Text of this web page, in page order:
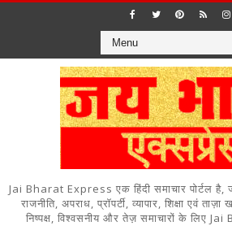
Jai Bharat Express एक हिंदी समाचार पोर्टल
राजनीति, अपराध, प्रॉपर्टी, व्यापार, शिक्षा एवं
निष्पक्ष, विश्वसनीय और तेज़ समाचारों के लिए